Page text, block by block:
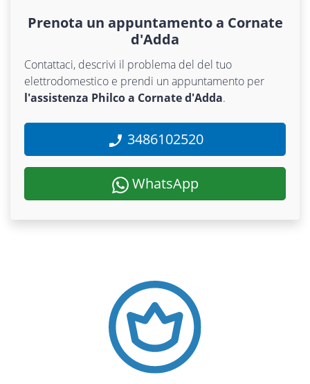
Prenota un appuntamento a Cornate
d'Adda
Contattaci, descrivi il problema del del tuo
elettrodomestico e prendi un appuntamento per
l'assistenza Philco a Cornate d'Adda.
3486102520
WhatsApp